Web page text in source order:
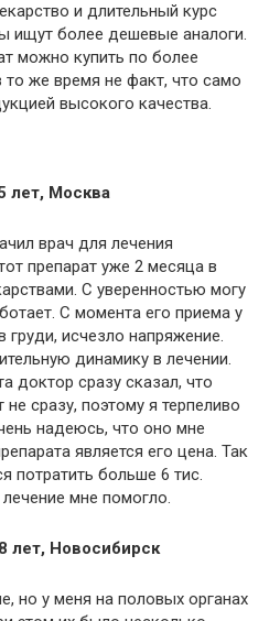
и длительный курс
ищут более дешевые аналоги.
можно купить по более
же время не факт, что само
высокого качества.
лет, Москва
врач для лечения
препарат уже 2 месяца в
С уверенностью могу
С момента его приема у
исчезло напряжение.
динамику в лечении.
доктор сразу сказал, что
сразу, поэтому я терпеливо
надеюсь, что оно мне
является его цена. Так
потратить больше 6 тис.
мне помогло.
лет, Новосибирск
но у меня на половых органах